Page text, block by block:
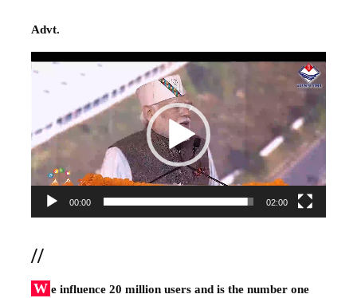
Advt.
Video
00:00 02:00
//
W e influence 20 million users and is the number one